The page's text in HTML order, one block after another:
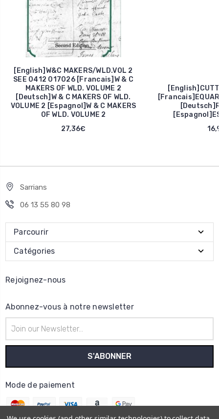
[English]W&C MAKERS/WLD.VOL 2
SEE 0412 017026 [Francais]W & C
MAKERS OF WLD. VOLUME 2
[Deutsch]W & C MAKERS OF WLD.
VOLUME 2 [Espagnol]W & C MAKERS
OF WLD. VOLUME 2
27,36€
Sarrians
06 13 55 80 98
Parcourir
Catégories
Rejoignez-nous
Abonnez-vous à notre newsletter
e-
mail
Mode de paiement